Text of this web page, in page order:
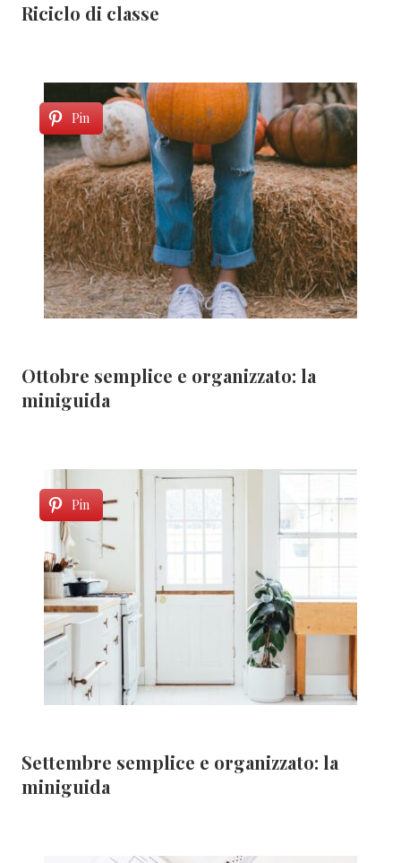
Riciclo di classe
Pin
Ottobre semplice e organizzato: la
miniguida
Pin
Settembre semplice e organizzato: la
miniguida